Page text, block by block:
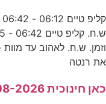
את רנטה
כאן חינוכית 07-08-2026